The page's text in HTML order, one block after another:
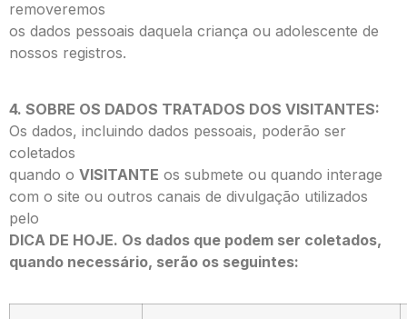
removeremos
os dados pessoais daquela criança ou adolescente de
nossos registros.
4. SOBRE OS DADOS TRATADOS DOS VISITANTES:
Os dados, incluindo dados pessoais, poderão ser
coletados
quando o VISITANTE os submete ou quando interage
com o site ou outros canais de divulgação utilizados
pelo
DICA DE HOJE. Os dados que podem ser coletados,
quando necessário, serão os seguintes: